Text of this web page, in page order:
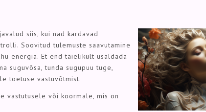
siis, kui nad kardavad
Soovitud tulemuste saavutamine
energia. Et end täielikult usaldada
suguvõsa, tunda sugupuu tuge,
toetuse vastuvõtmist.
vastutusele või koormale, mis on